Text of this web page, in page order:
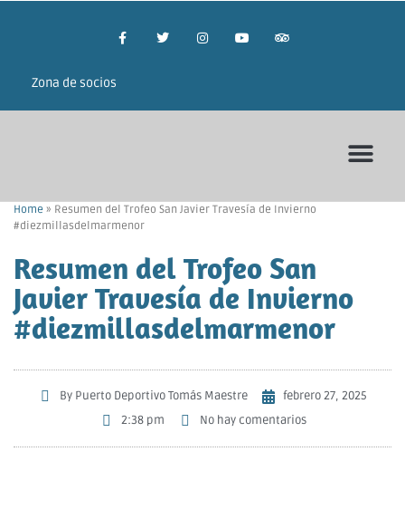
Zona de socios
Home » Resumen del Trofeo San Javier Travesía de Invierno
#diezmillasdelmarmenor
Resumen del Trofeo San
Javier Travesía de Invierno
#diezmillasdelmarmenor
By Puerto Deportivo Tomás Maestre
febrero 27, 2025
2:38 pm
No hay comentarios